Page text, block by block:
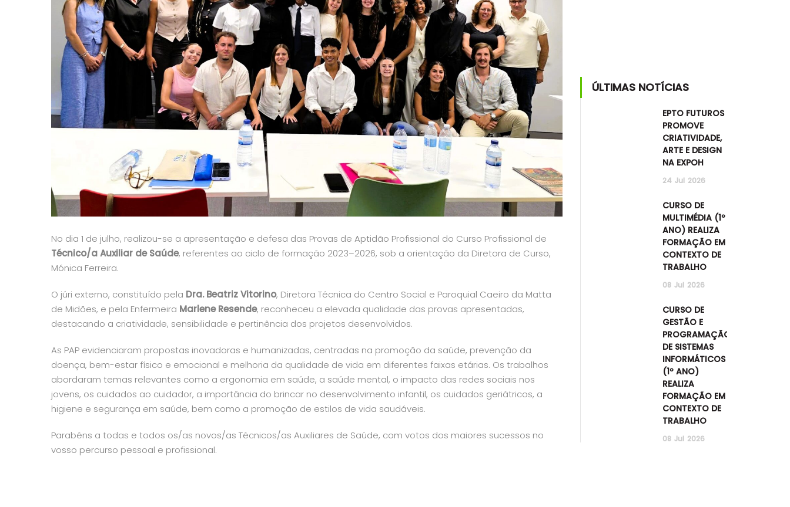
No dia 1 de julho, realizou-se a apresentação e defesa das Provas de Aptidão Profissional do Curso Profissional de
Técnico/a Auxiliar de Saúde, referentes ao ciclo de formação 2023–2026, sob a orientação da Diretora de Curso,
Mónica Ferreira.
O júri externo, constituído pela Dra. Beatriz Vitorino, Diretora Técnica do Centro Social e Paroquial Caeiro da Matta
de Midões, e pela Enfermeira Marlene Resende, reconheceu a elevada qualidade das provas apresentadas,
destacando a criatividade, sensibilidade e pertinência dos projetos desenvolvidos.
As PAP evidenciaram propostas inovadoras e humanizadas, centradas na promoção da saúde, prevenção da
doença, bem-estar físico e emocional e melhoria da qualidade de vida em diferentes faixas etárias. Os trabalhos
abordaram temas relevantes como a ergonomia em saúde, a saúde mental, o impacto das redes sociais nos
jovens, os cuidados ao cuidador, a importância do brincar no desenvolvimento infantil, os cuidados geriátricos, a
higiene e segurança em saúde, bem como a promoção de estilos de vida saudáveis.
Parabéns a todas e todos os/as novos/as Técnicos/as Auxiliares de Saúde, com votos dos maiores sucessos no
vosso percurso pessoal e profissional.
ÚLTIMAS NOTÍCIAS
EPTO FUTUROS
PROMOVE
CRIATIVIDADE,
ARTE E DESIGN
NA EXPOH
24 Jul 2026
CURSO DE
MULTIMÉDIA (1º
ANO) REALIZA
FORMAÇÃO EM
CONTEXTO DE
TRABALHO
08 Jul 2026
CURSO DE
GESTÃO E
PROGRAMAÇÃO
DE SISTEMAS
INFORMÁTICOS
(1º ANO)
REALIZA
FORMAÇÃO EM
CONTEXTO DE
TRABALHO
08 Jul 2026